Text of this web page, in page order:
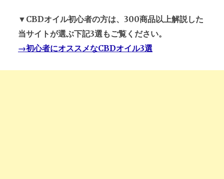
▼CBDオイル初心者の方は、300商品以上解説した
当サイトが選ぶ下記3選もご覧ください。
→初心者にオススメなCBDオイル3選